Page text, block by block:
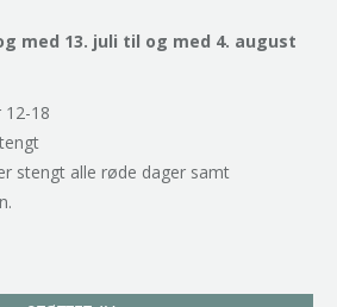
med 13. juli til og med 4. august
18
stengt alle røde dager samt